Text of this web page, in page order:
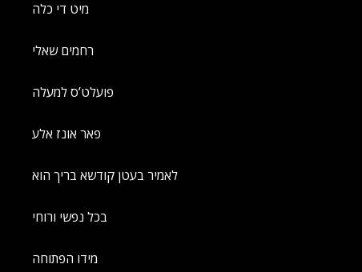
מיט די כלה
רחמים שאלי
פועלט’ס למעלה
פאר אונז אלע
לאמיר בעטן קודשא בריך הוא
בכל נפשי ורוחי
מידו הפתוחה